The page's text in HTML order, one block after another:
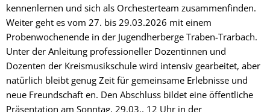
kennenlernen und sich als Orchesterteam zusammenfinden.
Weiter geht es vom 27. bis 29.03.2026 mit einem
Probenwochenende in der Jugendherberge Traben-Trarbach.
Unter der Anleitung professioneller Dozentinnen und
Dozenten der Kreismusikschule wird intensiv gearbeitet, aber
natürlich bleibt genug Zeit für gemeinsame Erlebnisse und
neue Freundschaft en. Den Abschluss bildet eine öffentliche
Präsentation am Sonntag, 29.03., 12 Uhr in der